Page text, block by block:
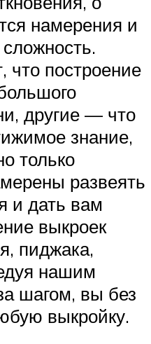
намерения и
что построение
другие — что
знание,
только
развеять
и дать вам
выкроек
пиджака,
нашим
шагом, вы без
выкройку.